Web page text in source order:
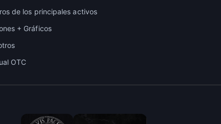
de los principales activos
+ Gráficos
OTC